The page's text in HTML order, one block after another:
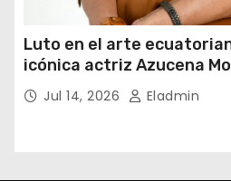
Luto en el arte
icónica actriz Azucena
Jul 14, 2026 Eladmin